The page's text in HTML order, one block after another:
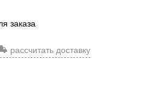
заказа
рассчитать доставку